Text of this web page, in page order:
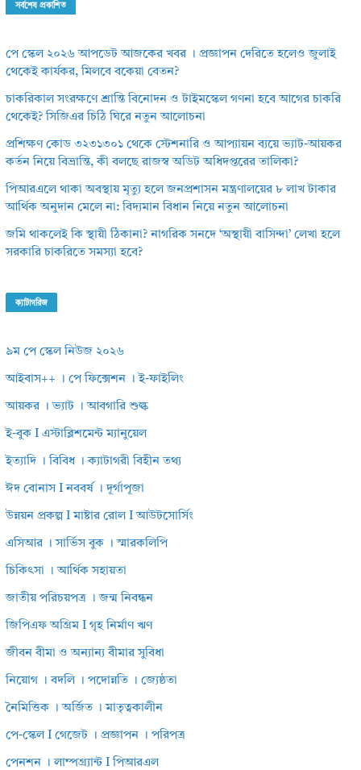
সর্বশেষ প্রকাশিত
পে স্কেল ২০২৬ আপডেট আজকের খবর । প্রজ্ঞাপন দেরিতে হলেও জুলাই
থেকেই কার্যকর, মিলবে বকেয়া বেতন?
চাকরিকাল সংরক্ষণে শ্রান্তি বিনোদন ও টাইমস্কেল গণনা হবে আগের চাকরি
থেকেই? সিজিএর চিঠি ঘিরে নতুন আলোচনা
প্রশিক্ষণ কোড ৩২৩১৩০১ থেকে স্টেশনারি ও আপ্যায়ন ব্যয়ে ভ্যাট-আয়কর
কর্তন নিয়ে বিভ্রান্তি, কী বলছে রাজস্ব অডিট অধিদপ্তরের তালিকা?
পিআরএলে থাকা অবস্থায় মৃত্যু হলে জনপ্রশাসন মন্ত্রণালয়ের ৮ লাখ টাকার
আর্থিক অনুদান মেলে না: বিদ্যমান বিধান নিয়ে নতুন আলোচনা
জমি থাকলেই কি স্থায়ী ঠিকানা? নাগরিক সনদে ‘অস্থায়ী বাসিন্দা’ লেখা হলে
সরকারি চাকরিতে সমস্যা হবে?
ক্যাটাগরিজ
৯ম পে স্কেল নিউজ ২০২৬
আইবাস++ । পে ফিক্সেশন । ই-ফাইলিং
আয়কর । ভ্যাট । আবগারি শুল্ক
ই-বুক I এস্টাব্লিশমেন্ট ম্যানুয়েল
ইত্যাদি । বিবিধ । ক্যাটাগরী বিহীন তথ্য
ঈদ বোনাস I নববর্ষ । দূর্গাপূজা
উন্নয়ন প্রকল্প I মাষ্টার রোল I আউটসোর্সিং
এসিআর । সার্ভিস বুক । স্মারকলিপি
চিকিৎসা । আর্থিক সহায়তা
জাতীয় পরিচয়পত্র । জন্ম নিবন্ধন
জিপিএফ অগ্রিম I গৃহ নির্মাণ ঋণ
জীবন বীমা ও অন্যান্য বীমার সুবিধা
নিয়োগ । বদলি । পদোন্নতি । জ্যেষ্ঠতা
নৈমিত্তিক । অর্জিত । মাতৃত্বকালীন
পে-স্কেল I গেজেট । প্রজ্ঞাপন । পরিপত্র
পেনশন । লাম্পগ্র্যান্ট I পিআরএল